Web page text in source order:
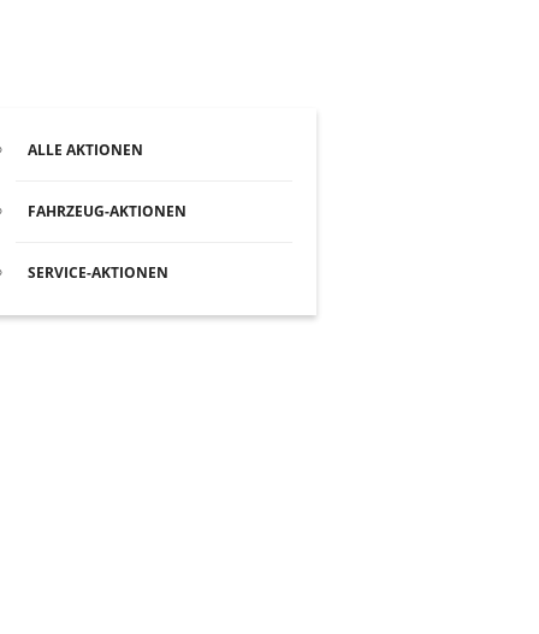
ALLE AKTIONEN
FAHRZEUG-AKTIONEN
SERVICE-AKTIONEN